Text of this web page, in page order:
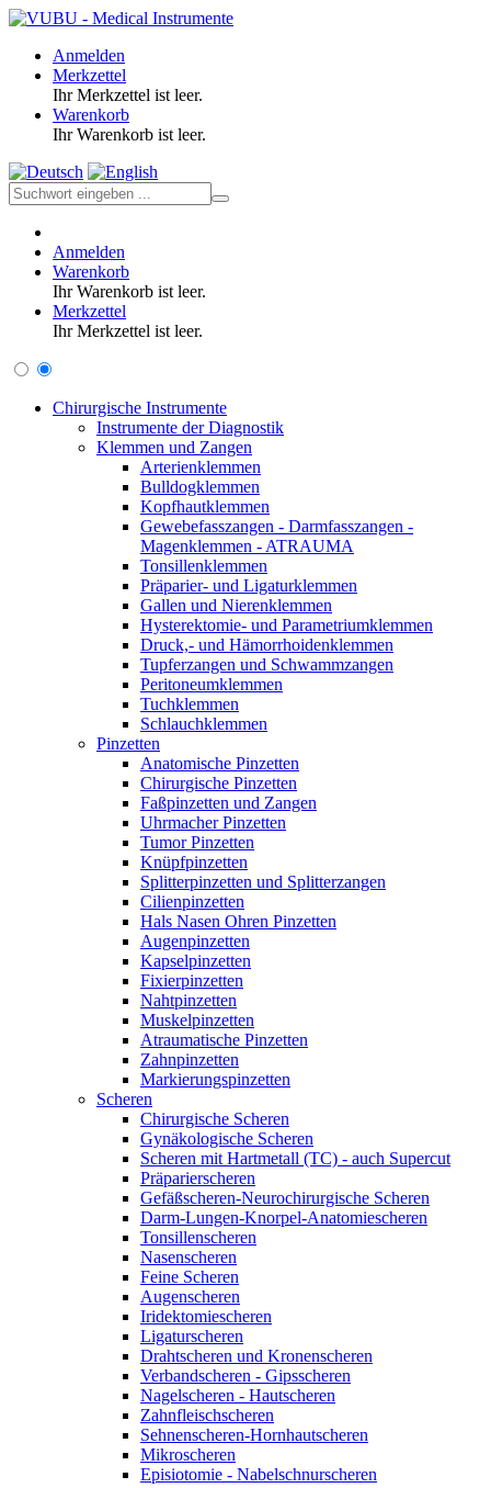
Anmelden
Merkzettel
Ihr Merkzettel ist leer.
Warenkorb
Ihr Warenkorb ist leer.
Anmelden
Warenkorb
Ihr Warenkorb ist leer.
Merkzettel
Ihr Merkzettel ist leer.
Chirurgische Instrumente
Instrumente der Diagnostik
Klemmen und Zangen
Arterienklemmen
Bulldogklemmen
Kopfhautklemmen
Gewebefasszangen - Darmfasszangen -
Magenklemmen - ATRAUMA
Tonsillenklemmen
Präparier- und Ligaturklemmen
Gallen und Nierenklemmen
Hysterektomie- und Parametriumklemmen
Druck,- und Hämorrhoidenklemmen
Tupferzangen und Schwammzangen
Peritoneumklemmen
Tuchklemmen
Schlauchklemmen
Pinzetten
Anatomische Pinzetten
Chirurgische Pinzetten
Faßpinzetten und Zangen
Uhrmacher Pinzetten
Tumor Pinzetten
Knüpfpinzetten
Splitterpinzetten und Splitterzangen
Cilienpinzetten
Hals Nasen Ohren Pinzetten
Augenpinzetten
Kapselpinzetten
Fixierpinzetten
Nahtpinzetten
Muskelpinzetten
Atraumatische Pinzetten
Zahnpinzetten
Markierungspinzetten
Scheren
Chirurgische Scheren
Gynäkologische Scheren
Scheren mit Hartmetall (TC) - auch Supercut
Präparierscheren
Gefäßscheren-Neurochirurgische Scheren
Darm-Lungen-Knorpel-Anatomiescheren
Tonsillenscheren
Nasenscheren
Feine Scheren
Augenscheren
Iridektomiescheren
Ligaturscheren
Drahtscheren und Kronenscheren
Verbandscheren - Gipsscheren
Nagelscheren - Hautscheren
Zahnfleischscheren
Sehnenscheren-Hornhautscheren
Mikroscheren
Episiotomie - Nabelschnurscheren